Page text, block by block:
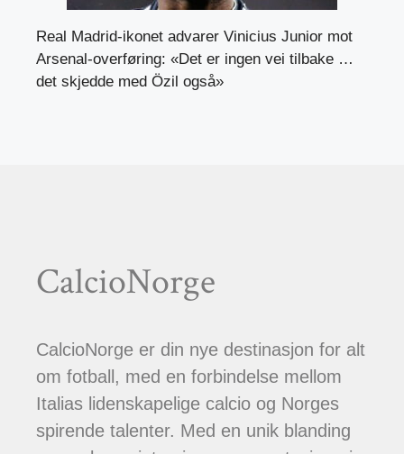
Real Madrid-ikonet advarer Vinicius Junior mot
Arsenal-overføring: «Det er ingen vei tilbake …
det skjedde med Özil også»
CalcioNorge
CalcioNorge er din nye destinasjon for alt
om fotball, med en forbindelse mellom
Italias lidenskapelige calcio og Norges
spirende talenter. Med en unik blanding